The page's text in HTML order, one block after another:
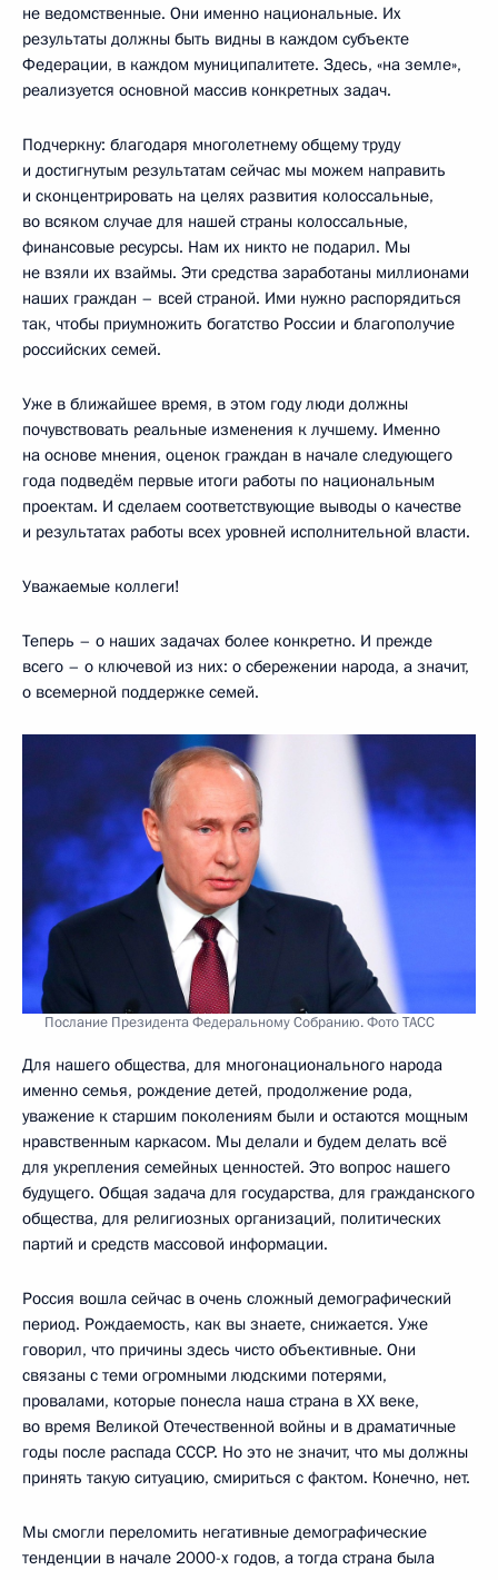
не ведомственные. Они именно национальные. Их
результаты должны быть видны в каждом субъекте
Федерации, в каждом муниципалитете. Здесь, «на земле»,
реализуется основной массив конкретных задач.
Подчеркну: благодаря многолетнему общему труду
и достигнутым результатам сейчас мы можем направить
и сконцентрировать на целях развития колоссальные,
во всяком случае для нашей страны колоссальные,
финансовые ресурсы. Нам их никто не подарил. Мы
не взяли их взаймы. Эти средства заработаны миллионами
наших граждан – всей страной. Ими нужно распорядиться
так, чтобы приумножить богатство России и благополучие
российских семей.
Уже в ближайшее время, в этом году люди должны
почувствовать реальные изменения к лучшему. Именно
на основе мнения, оценок граждан в начале следующего
года подведём первые итоги работы по национальным
проектам. И сделаем соответствующие выводы о качестве
и результатах работы всех уровней исполнительной власти.
Уважаемые коллеги!
Теперь – о наших задачах более конкретно. И прежде
всего – о ключевой из них: о сбережении народа, а значит,
о всемерной поддержке семей.
Послание Президента Федеральному Собранию. Фото ТАСС
Для нашего общества, для многонационального народа
именно семья, рождение детей, продолжение рода,
уважение к старшим поколениям были и остаются мощным
нравственным каркасом. Мы делали и будем делать всё
для укрепления семейных ценностей. Это вопрос нашего
будущего. Общая задача для государства, для гражданского
общества, для религиозных организаций, политических
партий и средств массовой информации.
Россия вошла сейчас в очень сложный демографический
период. Рождаемость, как вы знаете, снижается. Уже
говорил, что причины здесь чисто объективные. Они
связаны с теми огромными людскими потерями,
провалами, которые понесла наша страна в XX веке,
во время Великой Отечественной войны и в драматичные
годы после распада СССР. Но это не значит, что мы должны
принять такую ситуацию, смириться с фактом. Конечно, нет.
Мы смогли переломить негативные демографические
тенденции в начале 2000-х годов, а тогда страна была